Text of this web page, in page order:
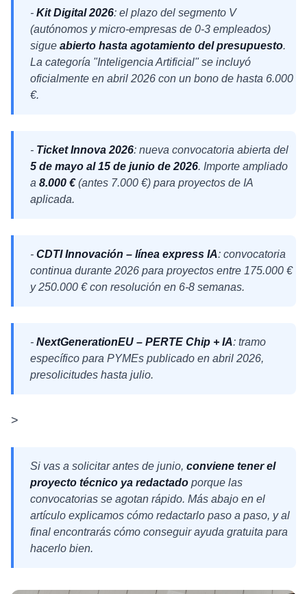
- Kit Digital 2026: el plazo del segmento V
(autónomos y micro-empresas de 0-3 empleados)
sigue abierto hasta agotamiento del presupuesto.
La categoría "Inteligencia Artificial" se incluyó
oficialmente en abril 2026 con un bono de hasta 6.000
€.
- Ticket Innova 2026: nueva convocatoria abierta del
5 de mayo al 15 de junio de 2026. Importe ampliado
a 8.000 €(antes 7.000 €) para proyectos de IA
aplicada.
- CDTI Innovación – línea express IA: convocatoria
continua durante 2026 para proyectos entre 175.000 €
y 250.000 € con resolución en 6-8 semanas.
- NextGenerationEU – PERTE Chip + IA: tramo
específico para PYMEs publicado en abril 2026,
presolicitudes hasta julio.
>
Si vas a solicitar antes de junio, conviene tener el
proyecto técnico ya redactado porque las
convocatorias se agotan rápido. Más abajo en el
artículo explicamos cómo redactarlo paso a paso, y al
final encontrarás cómo conseguir ayuda gratuita para
hacerlo bien.